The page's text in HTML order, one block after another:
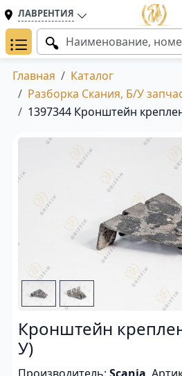
ЛАВРЕНТИЯ
Главная
Каталог
Разборка Скания, Б/У
1397344 Кронштейн
Кронштейн
У)